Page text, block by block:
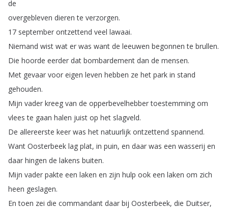
de
overgebleven dieren te verzorgen.
17 september ontzettend veel lawaai.
Niemand wist wat er was want de leeuwen begonnen te brullen.
Die hoorde eerder dat bombardement dan de mensen.
Met gevaar voor eigen leven hebben ze het park in stand
gehouden.
Mijn vader kreeg van de opperbevelhebber toestemming om
vlees te gaan halen juist op het slagveld.
De allereerste keer was het natuurlijk ontzettend spannend.
Want Oosterbeek lag plat, in puin, en daar was een wasserij en
daar hingen de lakens buiten.
Mijn vader pakte een laken en zijn hulp ook een laken om zich
heen geslagen.
En toen zei die commandant daar bij Oosterbeek, die Duitser,